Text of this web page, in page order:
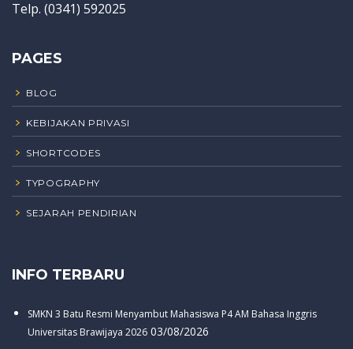
Telp. (0341) 592025
PAGES
BLOG
KEBIJAKAN PRIVASI
SHORTCODES
TYPOGRAPHY
SEJARAH PENDIRIAN
INFO TERBARU
SMKN 3 Batu Resmi Menyambut Mahasiswa P4 AM Bahasa Inggris
Universitas Brawijaya 2026 03/08/2026